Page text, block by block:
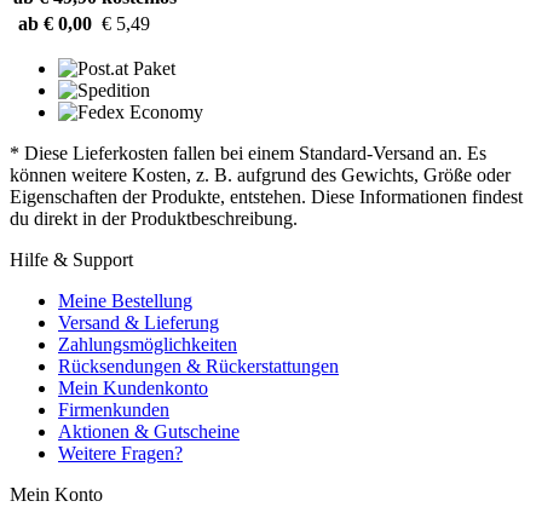
ab € 0,00 € 5,49
* Diese Lieferkosten fallen bei einem Standard-Versand an. Es
können weitere Kosten, z. B. aufgrund des Gewichts, Größe oder
Eigenschaften der Produkte, entstehen. Diese Informationen findest
du direkt in der Produktbeschreibung.
Hilfe & Support
Meine Bestellung
Versand & Lieferung
Zahlungsmöglichkeiten
Rücksendungen & Rückerstattungen
Mein Kundenkonto
Firmenkunden
Aktionen & Gutscheine
Weitere Fragen?
Mein Konto